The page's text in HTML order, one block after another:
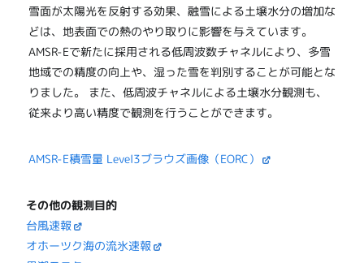
雪面が太陽光を反射する効果、融雪による土壌水分の増加な
どは、地表面での熱のやり取りに影響を与えています。
AMSR-Eで新たに採用される低周波数チャネルにより、多雪
地域での精度の向上や、湿った雪を判別することが可能とな
りました。 また、低周波チャネルによる土壌水分観測も、
従来より高い精度で観測を行うことができます。
AMSR-E積雪量 Level3ブラウズ画像（EORC）
その他の観測目的
台風速報
オホーツク海の流氷速報